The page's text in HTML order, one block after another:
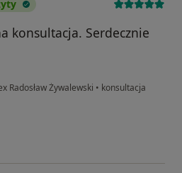
konsultacja. Serdecznie
Radosław Żywalewski • konsultacja